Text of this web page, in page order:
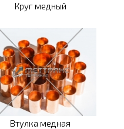
Круг медный
Втулка медная